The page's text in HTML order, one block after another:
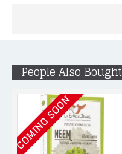
People Also Bought
COMING SOON